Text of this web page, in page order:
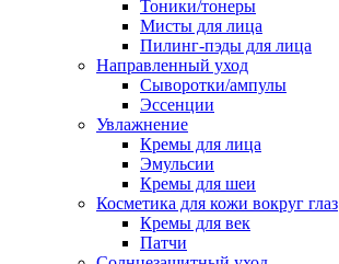
Тоники/тонеры
Мисты для лица
Пилинг-пэды для лица
Направленный уход
Сыворотки/ампулы
Эссенции
Увлажнение
Кремы для лица
Эмульсии
Кремы для шеи
Косметика для кожи вокруг глаз
Кремы для век
Патчи